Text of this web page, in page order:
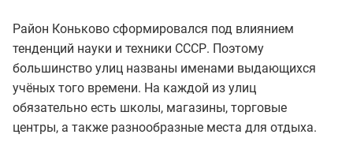
Район Коньково сформировался под влиянием
тенденций науки и техники СССР. Поэтому
большинство улиц названы именами выдающихся
учёных того времени. На каждой из улиц
обязательно есть школы, магазины, торговые
центры, а также разнообразные места для отдыха.